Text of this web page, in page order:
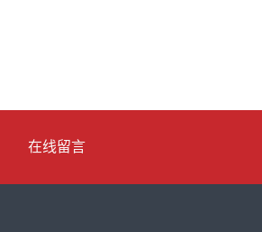
在线留言